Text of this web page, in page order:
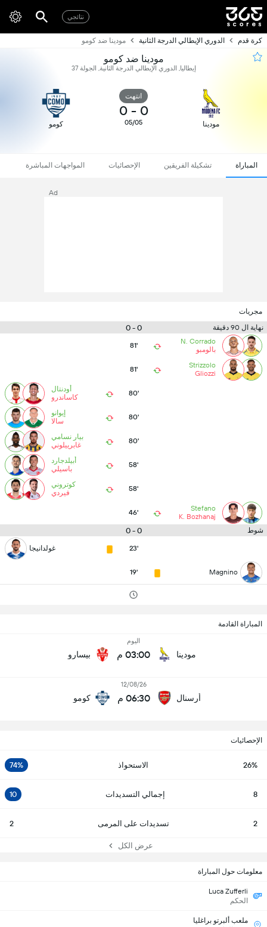
نتائجي
كرة قدم الدوري الإيطالي الدرجة الثانية مودينا ضد كومو
مودينا ضد كومو
إيطاليا, الدوري الإيطالي الدرجة الثانية, الجولة 37
مودينا
انتهت
0
-
0
05/05 كومو
المباراة تشكيلة الفريقين الإحصائيات المواجهات المباشرة
Ad
مجريات
نهاية ال 90 دقيقة
0 - 0
N. Corrado
بالومبو
81'
Strizzolo
Gliozzi
81'
80'
أودنتال
كاساندرو
80'
إيوانو
سالا
80'
بيار نسامي
غابرييلوني
58'
أبيلدجارد
باسيلي
58'
كوتروني
فيردي
Stefano
K. Bozhanaj
46'
شوط 0 - 0
23' غولدانيجا
Magnino
19'
المباراة القادمة
مودينا
اليوم
03:00 م بيسارو
أرسنال
12/08/26
06:30 م كومو
الإحصائيات
26% الاستحواذ 74%
8 إجمالي التسديدات 10
2 تسديدات على المرمى 2
عرض الكل
معلومات حول المباراة
Luca Zufferli
الحكم
ملعب ألبرتو براغليا